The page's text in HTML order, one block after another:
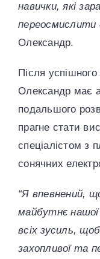
навички, які
переосмислити
Олександр.
Після
Олександр має
подальшого
прагне стати
спеціалістом з
сонячних
“Я впевнений,
майбутнє нашої
всіх зусиль,
захопливої та